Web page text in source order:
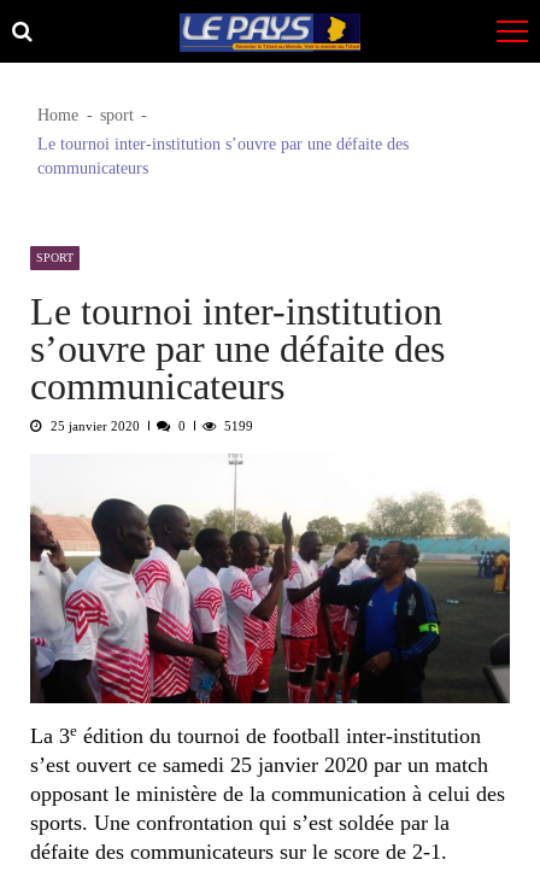
Skip
to
Skip
to
Home
sport
Le tournoi inter-institution s’ouvre par une défaite des
communicateurs
SPORT
Le tournoi inter-institution
s’ouvre par une défaite des
communicateurs
25 janvier 2020 0 5199
La 3e édition du tournoi de football inter-institution
s’est ouvert ce samedi 25 janvier 2020 par un match
opposant le ministère de la communication à celui des
sports. Une confrontation qui s’est soldée par la
défaite des communicateurs sur le score de 2-1.